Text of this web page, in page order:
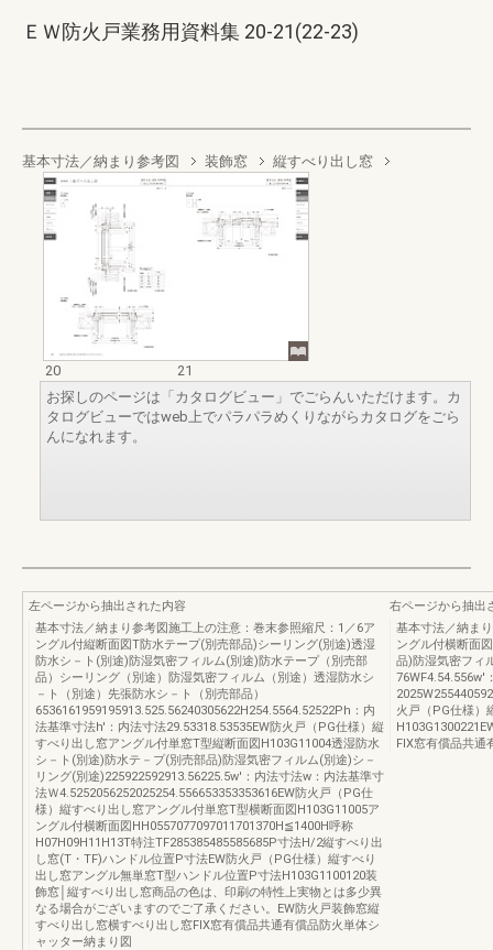
ＥＷ防火戸業務用資料集 20-21(22-23)
基本寸法／納まり参考図 装飾窓 縦すべり出し窓
20
21
お探しのページは「カタログビュー」でごらんいただけます。カ
タログビューではweb上でパラパラめくりながらカタログをごら
んになれます。
左ページから抽出された内容
基本寸法／納まり参考図施工上の注意：巻末参照縮尺：1／6ア
ングル付縦断面図T防水テープ(別売部品)シーリング(別途)透湿
防水シ－ト(別途)防湿気密フィルム(別途)防水テープ（別売部
品）シーリング（別途）防湿気密フィルム（別途）透湿防水シ
－ト（別途）先張防水シ－ト（別売部品）
6536161959195913.525.56240305622H254.5564.52522Ph：内
法基準寸法h'：内法寸法29.53318.53535EW防火戸（PG仕様）縦
すべり出し窓アングル付単窓T型縦断面図H103G11004透湿防水
シ－ト(別途)防水テ－プ(別売部品)防湿気密フィルム(別途)シ－
リング(別途)225922592913.56225.5w'：内法寸法w：内法基準寸
法Ｗ4.5252056252025254.556653353353616EW防火戸（PG仕
様）縦すべり出し窓アングル付単窓T型横断面図H103G11005ア
ングル付横断面図HH0557077097011701370H≦1400H呼称
H07H09H11H13T特注TF285385485585685P寸法H/2縦すべり出
し窓(T・TF)ハンドル位置P寸法EW防火戸（PG仕様）縦すべり
出し窓アングル無単窓T型ハンドル位置P寸法H103G1100120装
飾窓│縦すべり出し窓商品の色は、印刷の特性上実物とは多少異
なる場合がございますのでご了承ください。EW防火戸装飾窓縦
すべり出し窓横すべり出し窓FIX窓有償品共通有償品防火単体シ
ャッター納まり図
右ページから抽出
基本寸法／納ま
ングル付横断面
品)防湿気密フィ
76WF4.54.556w'
火戸（PG仕様）
FIX窓有償品共通